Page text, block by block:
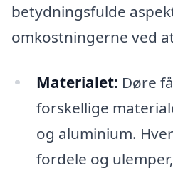
betydningsfulde
omkostningerne ved
Materialet: Døre
forskellige
og aluminium.
fordele og